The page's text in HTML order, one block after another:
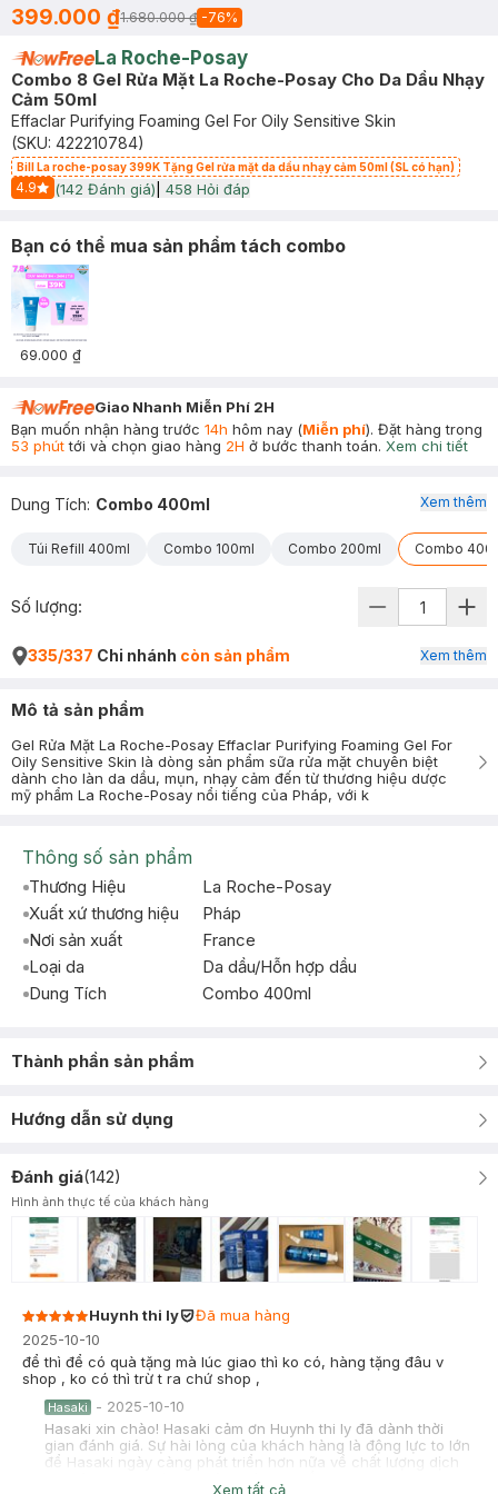
399.000 ₫1.680.000 ₫ -76%
La Roche-Posay
Combo 8 Gel Rửa Mặt La Roche-Posay Cho Da Dầu Nhạy
Cảm 50ml
Effaclar Purifying Foaming Gel For Oily Sensitive Skin
(SKU: 422210784)
Bill La roche-posay 399K Tặng Gel rửa mặt da dầu nhạy cảm 50ml (SL có hạn)
4.9
Start Icon
(142 Đánh giá) 458 Hỏi đáp
Bạn có thể mua sản phẩm tách combo
69.000 ₫
Giao Nhanh Miễn Phí 2H
Bạn muốn nhận hàng trước 14h hôm nay (Miễn phí). Đặt hàng trong
53 phúttới và chọn giao hàng 2H ở bước thanh toán. Xem chi tiết
Dung Tích: Combo 400ml
Túi Refill 400ml Combo 100ml Combo 200ml Combo
Xem thêm
Số lượng:
335/337 Chi nhánh còn sản phẩm Xem thêm
Mô tả sản phẩm
Gel Rửa Mặt La Roche-Posay Effaclar Purifying Foaming Gel For
Oily Sensitive Skin là dòng sản phẩm sữa rửa mặt chuyên biệt
dành cho làn da dầu, mụn, nhạy cảm đến từ thương hiệu dược
mỹ phẩm La Roche-Posay nổi tiếng của Pháp, với k
Thông số sản phẩm
Thương Hiệu
La Roche-Posay
Xuất xứ thương hiệu
Pháp
Nơi sản xuất
France
Loại da
Da dầu/Hỗn hợp dầu
Dung Tích
Combo 400ml
Thành phần sản phẩm
Hướng dẫn sử dụng
Đánh giá(142)
Hình ảnh thực tế của khách hàng
Huynh thi ly
Đã mua hàng
2025-10-10
để thì để có quà tặng mà lúc giao thì ko có, hàng tặng đâu v
shop , ko có thì trừ t ra chứ shop ,
Hasaki - 2025-10-10
Hasaki xin chào! Hasaki cảm ơn Huynh thi ly đã dành thời
gian đánh giá. Sự hài lòng của khách hàng là động lực to lớn
để Hasaki ngày càng phát triển hơn nữa về chất lượng dịch
vụ. Cảm ơn bạn đã tin tưởng và mua sắm tại Hasaki!
Xem tất cả